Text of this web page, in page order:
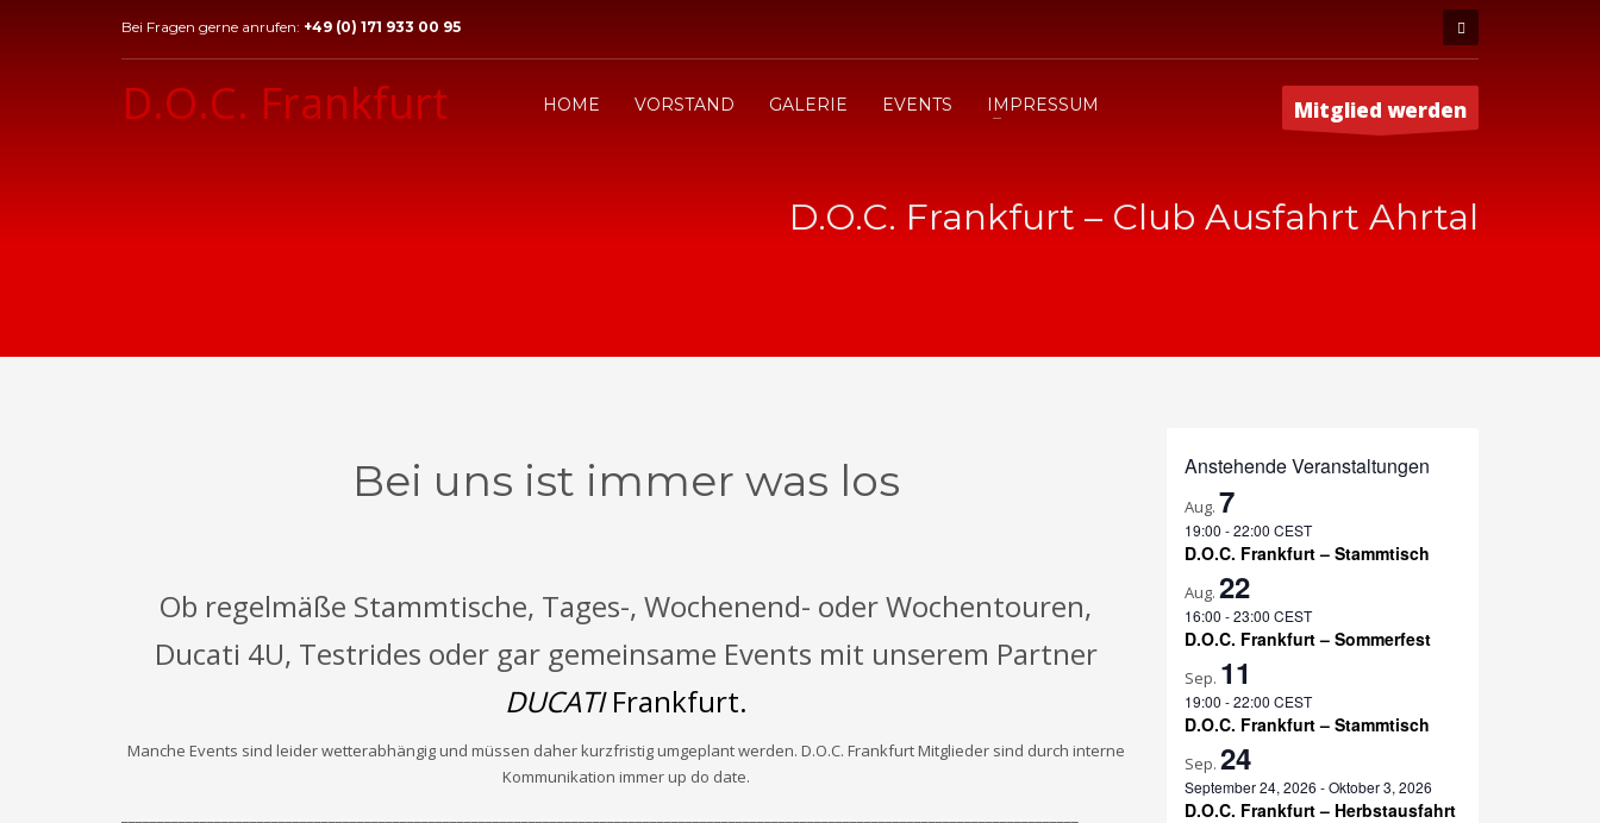
Bei Fragen gerne anrufen: +49 (0) 171 933 00 95
D.O.C. Frankfurt HOME VORSTAND GALERIE EVENTS IMPRESSUM Mitglied werden
D.O.C. Frankfurt – Club Ausfahrt Ahrtal
Bei uns ist immer was los
Ob regelmäße Stammtische, Tages-, Wochenend- oder Wochentouren,
Ducati 4U, Testrides oder gar gemeinsame Events mit unserem Partner
DUCATIFrankfurt.
Manche Events sind leider wetterabhängig und müssen daher kurzfristig umgeplant werden. D.O.C. Frankfurt Mitglieder sind durch interne
Kommunikation immer up do date.
Anstehende Veranstaltungen
Aug. 7
19:00 -22:00 CEST
D.O.C. Frankfurt – Stammtisch
Aug. 22
16:00 -23:00 CEST
D.O.C. Frankfurt – Sommerfest
Sep. 11
19:00 -22:00 CEST
D.O.C. Frankfurt – Stammtisch
Sep. 24
September 24, 2026 -Oktober 3, 2026
D.O.C. Frankfurt – Herbstausfahrt